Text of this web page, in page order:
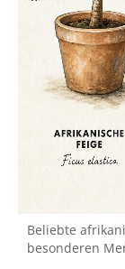
Beliebte
besonderen